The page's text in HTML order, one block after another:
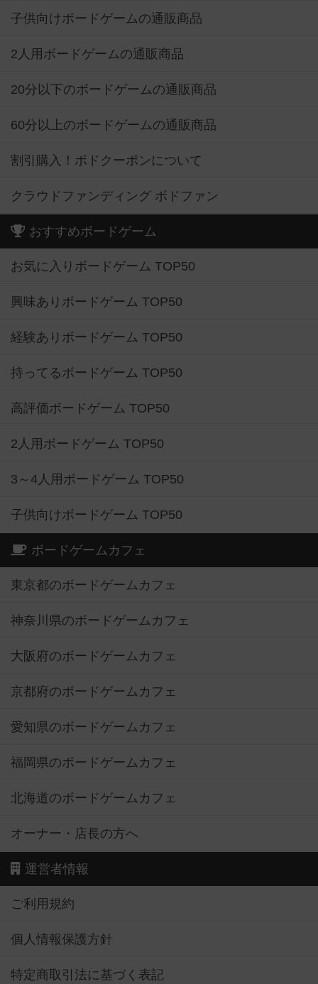
子供向けボードゲームの通販商品
2人用ボードゲームの通販商品
20分以下のボードゲームの通販商品
60分以上のボードゲームの通販商品
割引購入！ボドクーポンについて
クラウドファンディング ボドファン
おすすめボードゲーム
お気に入りボードゲーム TOP50
興味ありボードゲーム TOP50
経験ありボードゲーム TOP50
持ってるボードゲーム TOP50
高評価ボードゲーム TOP50
2人用ボードゲーム TOP50
3～4人用ボードゲーム TOP50
子供向けボードゲーム TOP50
ボードゲームカフェ
東京都のボードゲームカフェ
神奈川県のボードゲームカフェ
大阪府のボードゲームカフェ
京都府のボードゲームカフェ
愛知県のボードゲームカフェ
福岡県のボードゲームカフェ
北海道のボードゲームカフェ
オーナー・店長の方へ
運営者情報
ご利用規約
個人情報保護方針
特定商取引法に基づく表記